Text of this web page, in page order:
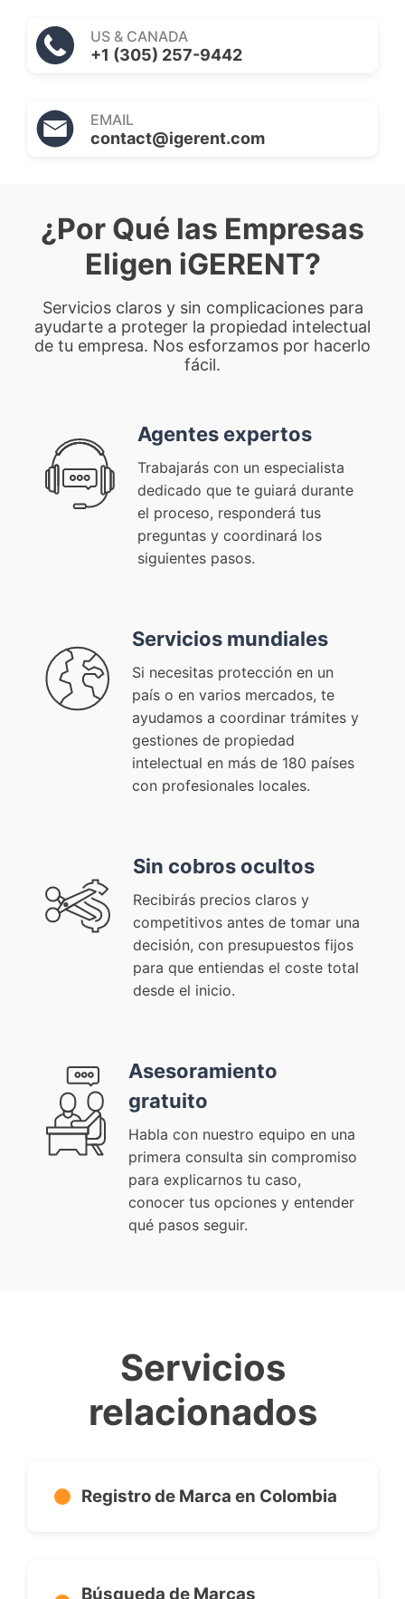
US & CANADA
+1 (305) 257-9442
EMAIL
contact@igerent.com
¿Por Qué las Empresas
Eligen iGERENT?
Servicios claros y sin complicaciones para
ayudarte a proteger la propiedad intelectual
de tu empresa. Nos esforzamos por hacerlo
fácil.
Agentes expertos
Trabajarás con un especialista
dedicado que te guiará durante
el proceso, responderá tus
preguntas y coordinará los
siguientes pasos.
Servicios mundiales
Si necesitas protección en un
país o en varios mercados, te
ayudamos a coordinar trámites y
gestiones de propiedad
intelectual en más de 180 países
con profesionales locales.
Sin cobros ocultos
Recibirás precios claros y
competitivos antes de tomar una
decisión, con presupuestos fijos
para que entiendas el coste total
desde el inicio.
Asesoramiento
gratuito
Habla con nuestro equipo en una
primera consulta sin compromiso
para explicarnos tu caso,
conocer tus opciones y entender
qué pasos seguir.
Servicios
relacionados
Registro de Marca en Colombia
Búsqueda de Marcas